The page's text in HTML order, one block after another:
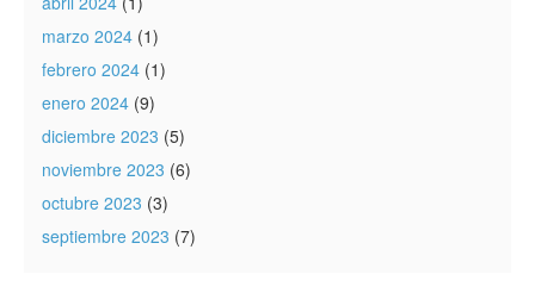
marzo 2024 (1)
febrero 2024 (1)
enero 2024 (9)
diciembre 2023 (5)
noviembre 2023 (6)
octubre 2023 (3)
septiembre 2023 (7)